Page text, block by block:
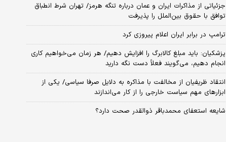
جزئیاتی از مذاکرات ایران و عمان درباره تنگه هرمز/ تهران شرط انطباق
توافق با حقوق بین‌الملل را پذیرفت
ترامپ در برابر ایران اعلام پیروزی کرد
پزشکیان: باید مبلغ کالابرگ را افزایش دهیم/ هر زمان می‌خواهیم کاری
انجام دهیم، می‌گویند فعلاً دست نگه دارید
انتقاد ظریفیان از مخالفت با مذاکره به دلایل صرفا سیاسی/ یکی از
ابزارهای مهم سیاست خارجی را از کار می‌اندازند
شایعه استعفای محمدباقر ذوالقدر صحت دارد؟